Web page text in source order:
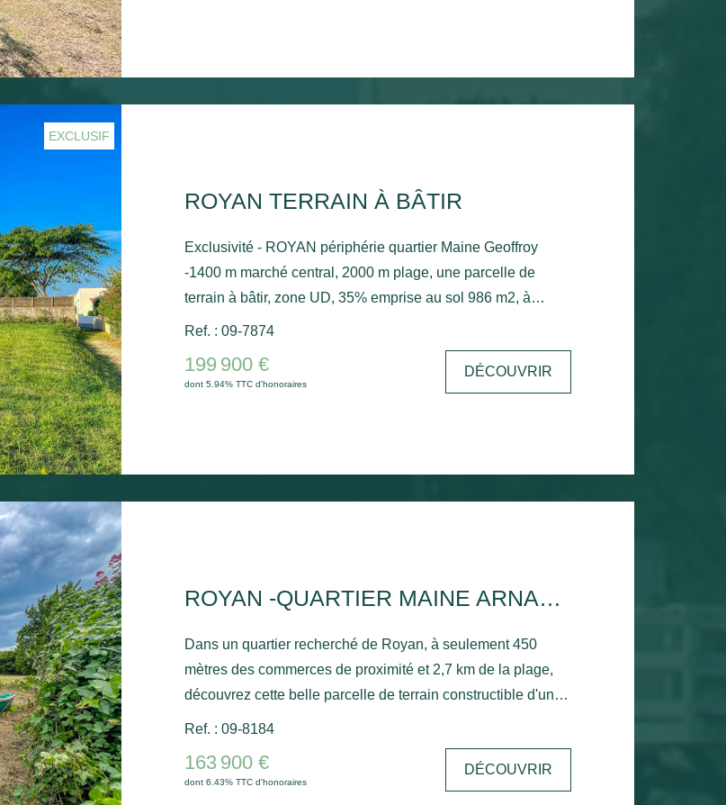
EXCLUSIF
ROYAN TERRAIN À BÂTIR
Exclusivité - ROYAN périphérie quartier Maine Geoffroy
-1400 m marché central, 2000 m plage, une parcelle de
terrain à bâtir, zone UD, 35% emprise au sol 986 m2, à
viabiliser, forme triangulaire, façade sur rue importante, A
Ref. : 09-7874
199 900 €
dont 5.94% TTC d'honoraires
DÉCOUVRIR
ROYAN -QUARTIER MAINE ARNAUD -TERRAIN À BÂTIR DE 725 M²
Dans un quartier recherché de Royan, à seulement 450
mètres des commerces de proximité et 2,7 km de la plage,
découvrez cette belle parcelle de terrain constructible d'une
superficie de 725 m². Situé en zone UDa, ce terrain plat offre
une emprise au sol maximale de 50 %, permettant de
nombreux projets de construction. Non viabilisé, il est libre
de constructeur, vous laissant toute liberté pour concevoir la
Ref. : 09-8184
163 900 €
dont 6.43% TTC d'honoraires
DÉCOUVRIR